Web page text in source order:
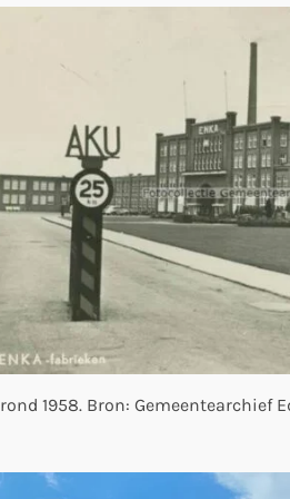
rond 1958. Bron: Gemeentearchief